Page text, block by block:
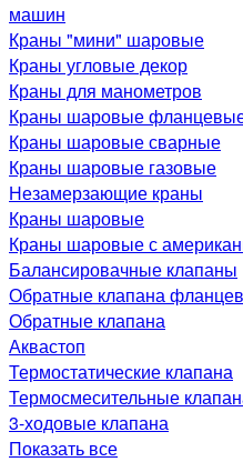
машин
Краны "мини" шаровые
Краны угловые декор
Краны для манометров
Краны шаровые
Краны шаровые сварные
Краны шаровые газовые
Незамерзающие краны
Краны шаровые
Краны шаровые с
Балансировачные клапаны
Обратные клапана
Обратные клапана
Аквастоп
Термостатические клапана
Термосмесительные
3-ходовые клапана
Показать все